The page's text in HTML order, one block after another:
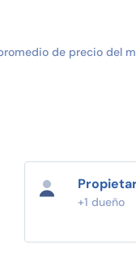
de precio del
+1 dueño